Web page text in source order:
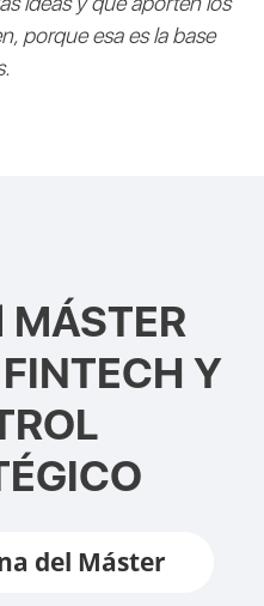
porque esa es la base
MÁSTER
Y
del Máster